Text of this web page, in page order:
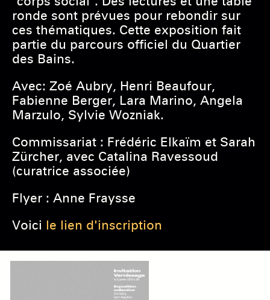
ronde sont prévues pour rebondir sur
ces thématiques. Cette exposition fait
partie du parcours officiel du Quartier
des Bains.
Avec: Zoé Aubry, Henri Beaufour,
Fabienne Berger, Lara Marino, Angela
Marzulo, Sylvie Wozniak.
Commissariat : Frédéric Elkaïm et Sarah
Zürcher, avec Catalina Ravessoud
(curatrice associée)
Flyer : Anne Fraysse
Voici le lien d'inscription